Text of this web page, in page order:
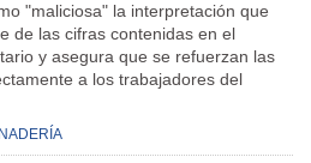
"maliciosa" la interpretación que
de las cifras contenidas en el
y asegura que se refuerzan las
a los trabajadores del